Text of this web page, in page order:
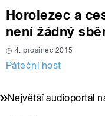
Horolezec a
není žádný
4. prosinec 2015
Páteční host
Největší audioportál